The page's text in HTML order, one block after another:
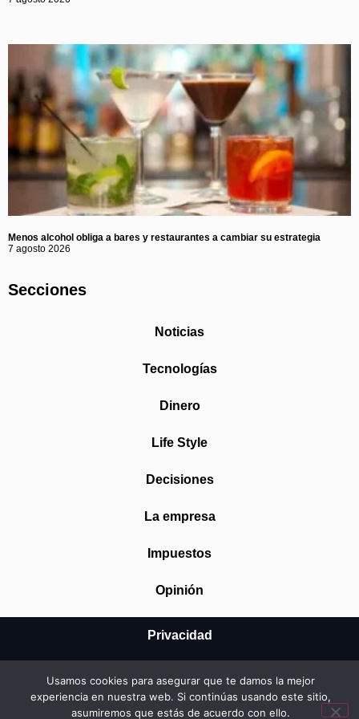
Menos alcohol obliga a bares y restaurantes a cambiar su estrategia
7 agosto 2026
Secciones
Noticias
Tecnologías
Dinero
Life Style
Decisiones
La empresa
Impuestos
Opinión
Privacidad
Cookies
Usamos cookies para asegurar que te damos la mejor
experiencia en nuestra web. Si continúas usando este sitio,
asumiremos que estás de acuerdo con ello.